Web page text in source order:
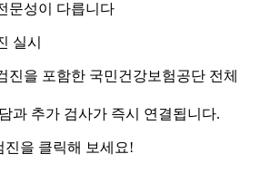
문성이 다릅니다
실시
진을 포함한 국민건강보험공단 전체
과 추가 검사가 즉시 연결됩니다.
진을 클릭해 보세요!